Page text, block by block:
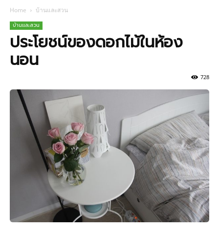
Home บ้านและสวน
บ้านและสวน
ประโยชน์ของดอกไม้ในห้อง
นอน
728